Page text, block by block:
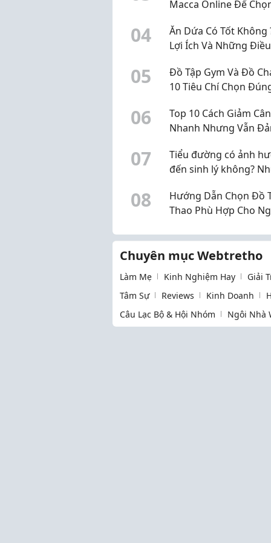
Macca Online Để
Lượng
04
Ăn Dứa Có Tốt Không
Lợi Ích Và Những
05
Đồ Tập Gym Và Đồ
10 Tiêu Chí Chọn
06
Top 10 Cách Giảm Cân
Nhanh Nhưng Vẫn
07
Tiểu đường có ảnh
đến sinh lý không?
08
Hướng Dẫn Chọn Đồ
Thao Phù Hợp Cho
Chuyên mục Webtretho
Làm Mẹ Kinh Nghiệm Hay Giải
Tâm Sự
Reviews Kinh Doanh
Câu Lạc Bộ & Hội Nhóm
Ngôi Nhà